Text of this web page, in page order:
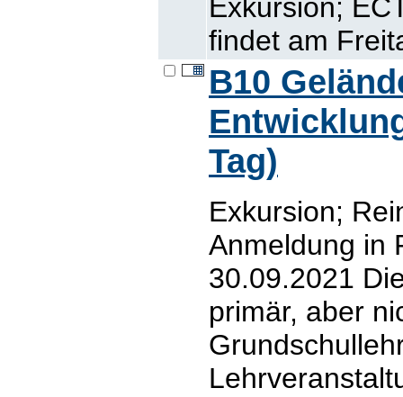
Exkursion;
findet am
B10
Tag)
Exkursion;
Anmeldung in
30.09.2021
primär, aber